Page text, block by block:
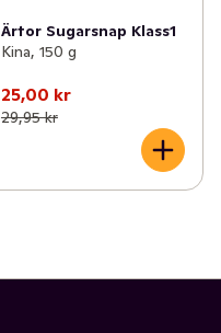
Ärtor Sugarsnap Klass1
Kina, 150 g
25,00 kr
29,95 kr